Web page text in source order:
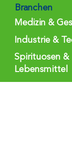
Branchen
Medizin &
Industrie &
Spirituosen &
Lebensmittel
Pharmazie